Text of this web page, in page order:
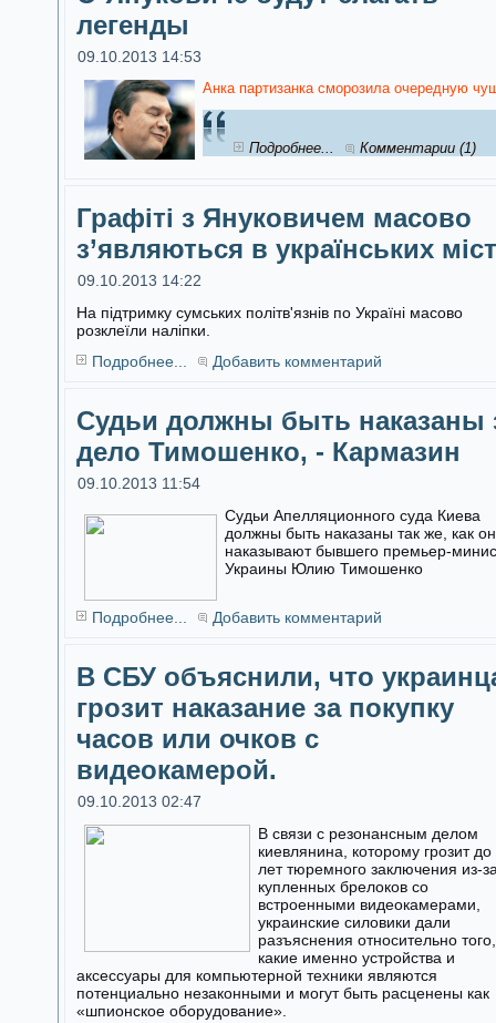
легенды
09.10.2013 14:53
Анка партизанка сморозила очередную
Подробнее... Комментарии (1)
Графіті з Януковичем масово
з’являються в українських
09.10.2013 14:22
На підтримку сумських політв'язнів по Україні масово
розклеїли наліпки.
Подробнее...
Добавить комментарий
Судьи должны быть наказаны
дело Тимошенко, - Кармазин
09.10.2013 11:54
Судьи Апелляционного суда Киева
должны быть наказаны так же, как
наказывают бывшего премьер-
Украины Юлию Тимошенко
Подробнее... Добавить комментарий
В СБУ объяснили, что
грозит наказание за покупку
часов или очков с
видеокамерой.
09.10.2013 02:47
В связи с резонансным делом
киевлянина, которому грозит до
лет тюремного заключения из-
купленных брелоков со
встроенными видеокамерами,
украинские силовики дали
разъяснения относительно того,
какие именно устройства и
аксессуары для компьютерной техники являются
потенциально незаконными и могут быть расценены как
«шпионское оборудование».